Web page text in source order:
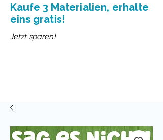
Jetzt sparen!
Kaufe 3 Materialien, erhalte
eins gratis!